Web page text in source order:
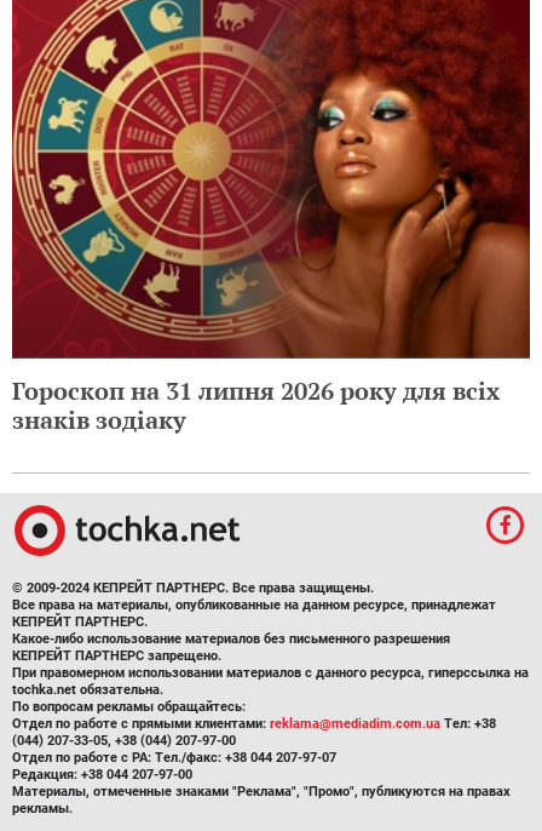
Гороскоп на 31 липня 2026 року для всіх
знаків зодіаку
© 2009-2024 КЕПРЕЙТ ПАРТНЕРС. Все права защищены.
Все права на материалы, опубликованные на данном ресурсе, принадлежат
КЕПРЕЙТ ПАРТНЕРС.
Какое-либо использование материалов без письменного разрешения
КЕПРЕЙТ ПАРТНЕРС запрещено.
При правомерном использовании материалов с данного ресурса, гиперссылка на
tochka.net обязательна.
По вопросам рекламы обращайтесь:
Отдел по работе с прямыми клиентами: reklama@mediadim.com.ua Тел: +38
(044) 207-33-05, +38 (044) 207-97-00
Отдел по работе с РА: Тел./факс: +38 044 207-97-07
Редакция: +38 044 207-97-00
Материалы, отмеченные знаками "Реклама", "Промо", публикуются на правах
рекламы.